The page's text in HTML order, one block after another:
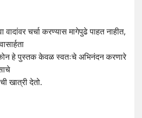
वादांवर चर्चा करण्यास मागेपुढे पाहत नाहीत,
हे पुस्तक केवळ स्वतःचे अभिनंदन करणारे
खात्री देतो.